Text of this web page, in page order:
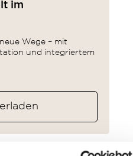
im
Wege – mit
und integriertem